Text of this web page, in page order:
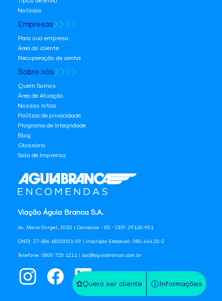
Quero ser cliente Informações
Viação Águia Branca S.A.
Av. Mario Gurgel, 5030 | Cariacica - ES - CEP: 29145-901
CNPJ: 27.486.182/0001-09 | Inscrição Estadual: 080.444.20-2
Telefone: 0800 725 1211 | sac@aguiabranca.com.br
Notícias
Empresas
Para sua empresa
Área do cliente
Recuperação de senha
Sobre nós
Quem Somos
Área de Atuação
Nossas rotas
Política de privacidade
Programa de Integridade
Blog
Glossário
Sala de Imprensa